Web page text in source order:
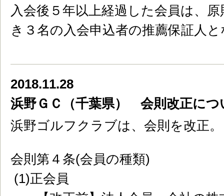
入会後５年以上経過した会員は、
き３名の入会申込者の推薦保証人
2018.11.28
浜野ＧＣ（千葉県） 会則改正につ
浜野ゴルフクラブは、会則を改正。
会則第４条(会員の種類)
(1)正会員